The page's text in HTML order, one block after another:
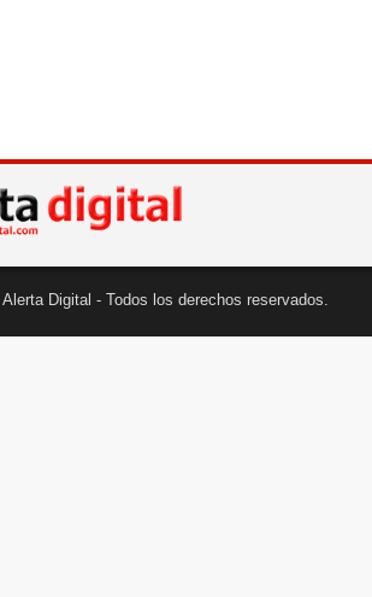
Digital - Todos los derechos reservados.